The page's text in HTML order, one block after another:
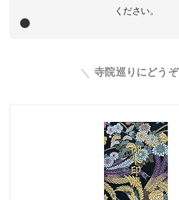
ください。
寺院巡りにどうぞ